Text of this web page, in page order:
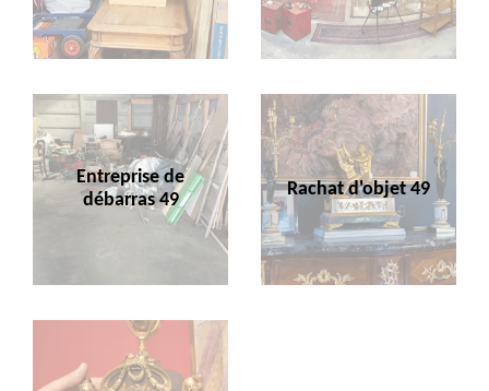
Entreprise de
débarras 49
Rachat d'objet 49